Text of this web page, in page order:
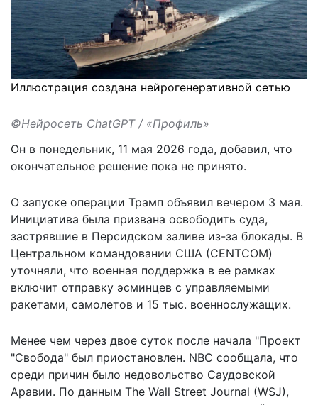
Иллюстрация создана нейрогенеративной сетью
©Нейросеть ChatGPT / «Профиль»
Он в понедельник, 11 мая 2026 года, добавил, что
окончательное решение пока не принято.
О запуске операции Трамп объявил вечером 3 мая.
Инициатива была призвана освободить суда,
застрявшие в Персидском заливе из-за блокады. В
Центральном командовании США (CENTCOM)
уточняли, что военная поддержка в ее рамках
включит отправку эсминцев с управляемыми
ракетами, самолетов и 15 тыс. военнослужащих.
Менее чем через двое суток после начала "Проект
"Свобода" был приостановлен. NBC сообщала, что
среди причин было недовольство Саудовской
Аравии. По данным The Wall Street Journal (WSJ),